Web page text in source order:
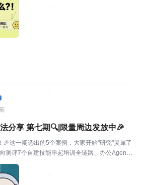
分享 第七期🔍|限量周边发放中🎉
🎉这一期选出的5个案例，大家开始"研究"灵犀了
测评7个自建技能串起培训全链路、办公Agent
木马一起来看看这一期的硬核实践——👤墨云轩
做了个古诗背...